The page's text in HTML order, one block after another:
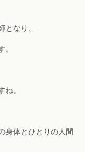
となり、
。
ね。
身体とひとりの人間